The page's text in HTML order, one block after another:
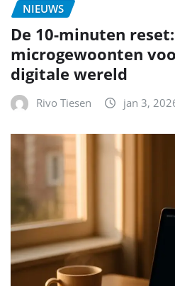
NIEUWS
De 10-minuten reset:
microgewoonten
digitale wereld
Rivo Tiesen jan 3,